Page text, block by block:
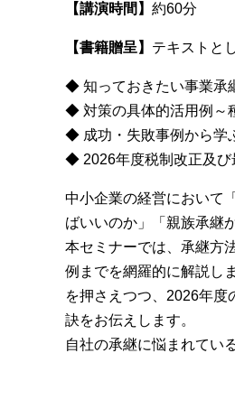
【講演時間】 約60分
【書籍贈呈】 テキストと
◆ 知っておきたい事業承
◆ 対策の具体的活用例～
◆ 成功・失敗事例から学
◆ 2026年度税制改正及び
中小企業の経営において
ばいいのか」「親族承継
本セミナーでは、承継方
例までを網羅的に解説し
を押さえつつ、2026年
訣をお伝えします。
自社の承継に悩まれてい